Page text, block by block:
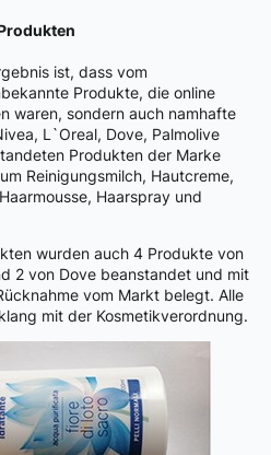
ist, dass vom
Produkte, die online
waren, sondern auch namhafte
L`Oreal, Dove, Palmolive
Produkten der Marke
Reinigungsmilch, Hautcreme,
Haarspray und
wurden auch 4 Produkte von
2 von Dove beanstandet und mit
vom Markt belegt. Alle
mit der Kosmetikverordnung.